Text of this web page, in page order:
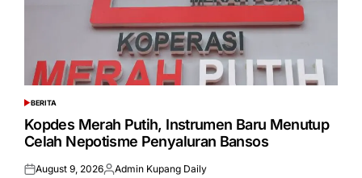
POSTED
IN
BERITA
Kopdes Merah Putih, Instrumen Baru Menutup
Celah Nepotisme Penyaluran Bansos
Posted
August 9, 2026Posted
Admin Kupang Daily